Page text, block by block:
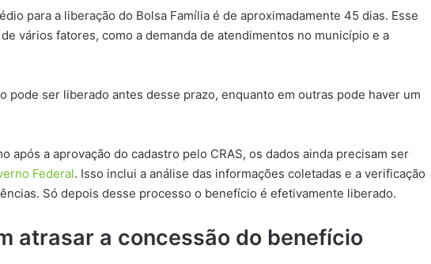
para a liberação do Bolsa Família é de aproximadamente 45 dias. Esse
vários fatores, como a demanda de atendimentos no município e a
pode ser liberado antes desse prazo, enquanto em outras pode haver um
após a aprovação do cadastro pelo CRAS, os dados ainda precisam ser
Federal. Isso inclui a análise das informações coletadas e a verificação
Só depois desse processo o benefício é efetivamente liberado.
atrasar a concessão do benefício